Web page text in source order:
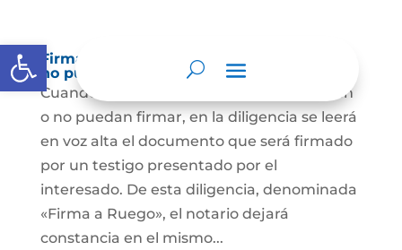
Abrir barra de herramientas
Firma a Ruego – Personas que no saben o
no puede firmar
Cuando se trate de personas que no sepan
o no puedan firmar, en la diligencia se leerá
en voz alta el documento que será firmado
por un testigo presentado por el
interesado. De esta diligencia, denominada
«Firma a Ruego», el notario dejará
constancia en el mismo...